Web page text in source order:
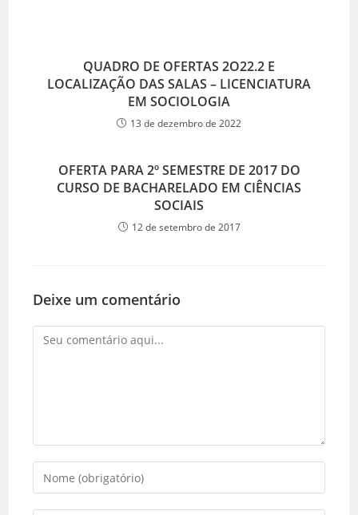
QUADRO DE OFERTAS 2O22.2 E
LOCALIZAÇÃO DAS SALAS – LICENCIATURA
EM SOCIOLOGIA
13 de dezembro de 2022
OFERTA PARA 2º SEMESTRE DE 2017 DO
CURSO DE BACHARELADO EM CIÊNCIAS
SOCIAIS
12 de setembro de 2017
Deixe um comentário